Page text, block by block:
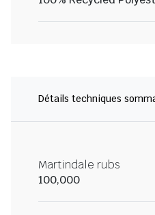
Détails techniques
Martindale rubs
100,000